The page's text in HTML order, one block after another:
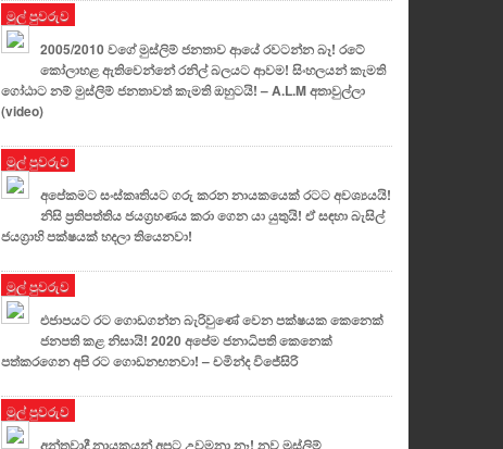
මුල් පුවරුව
2005/2010 වගේ මුස්ලිම් ජනතාව ආයේ රවටන්න බෑ! රටේ
කෝලාහළ ඇතිවෙන්නේ රනිල් බලයට ආවම! සිංහලයන් කැමති
ගෝඨාට නම් මුස්ලිම් ජනතාවත් කැමති ඔහුටයි! – A.L.M අතාවුල්ලා
(video)
මුල් පුවරුව
අපේකමට සංස්කෘතියට ගරු කරන නායකයෙක් රටට අවශ්‍යයයි!
නිසි ප්‍රතිපත්තිය ජයග්‍රහණය කරා ගෙන යා යුතුයි! ඒ සඳහා බැසිල්
ජයග්‍රාහි පක්ෂයක් හදලා තියෙනවා!
මුල් පුවරුව
එජාපයට රට ගොඩගන්න බැරිවුණේ වෙන පක්ෂයක කෙනෙක්
ජනපති කළ නිසායි! 2020 අපේම ජනාධිපති කෙනෙක්
පත්කරගෙන අපි රට ගොඩනඟනවා! – චමින්ද විජේසිරි
මුල් පුවරුව
අන්තවාදී නායකයන් අපට උවමනා නෑ! නව මුස්ලිම්